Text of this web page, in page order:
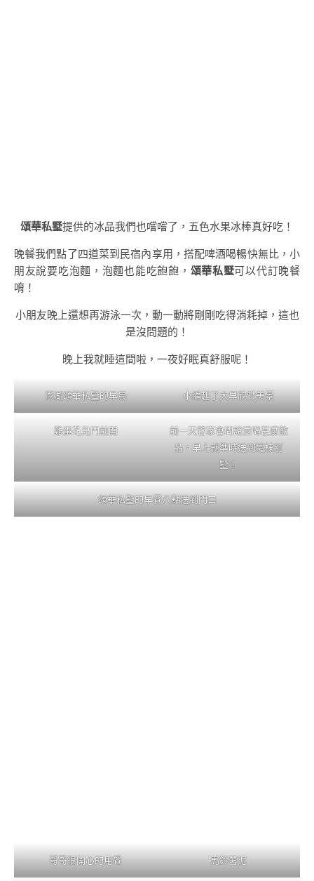
頌華私墅提供的冰品我們也嚐嚐了，五色水果冰棒真好吃！
晚餐我們點了四道菜到民宿內享用，搭配啤酒喝暢快無比，小
朋友說要吃泡麵，泡麵也能吃飽飽， 頌華私墅可以代訂晚餐
唷！
小朋友晚上還想再游泳一次，動一動將剛剛吃得消耗掉，這也
是沒問題的！
晚上我就睡這間啦，一夜好眠真舒服呢！
澎湖頌華私墅的早晨 小編起了大早欣賞美景
雞蛋花兒門前開
前一天管家會問說要喝甚麼飲
品，早上就準時送到這棟別
墅！
頌華私墅的早餐八點送到門口
哥哥很開心的用餐 馬鈴薯泥